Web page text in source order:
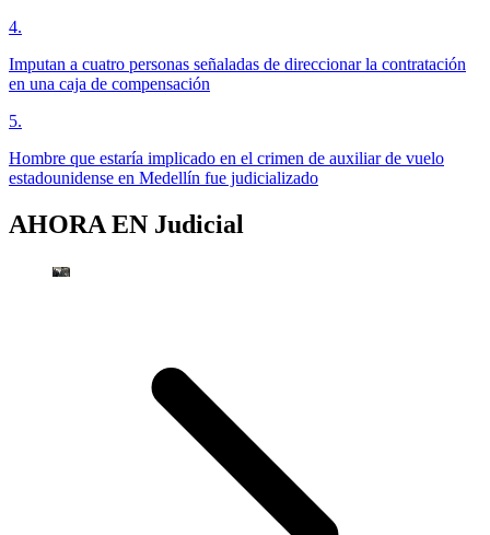
4.
Imputan a cuatro personas señaladas de direccionar la contratación
en una caja de compensación
5.
Hombre que estaría implicado en el crimen de auxiliar de vuelo
estadounidense en Medellín fue judicializado
AHORA EN Judicial